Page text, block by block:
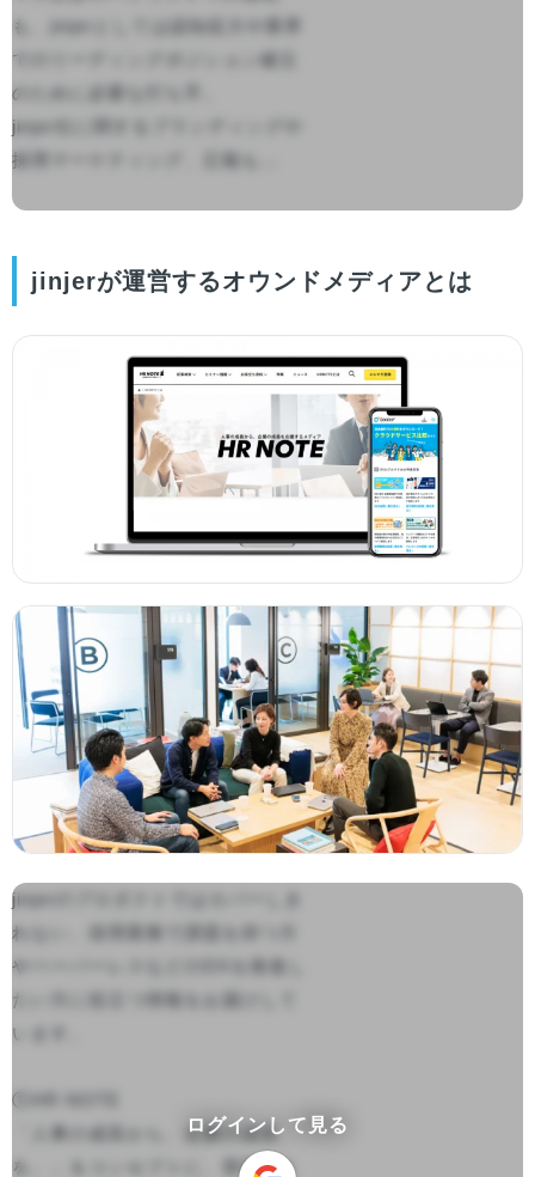
も、jinjerとしては認知拡大や業界
でのリーディングポジション確立
のために必要な打ち手。
jinjer社に関するブランディングや
採用マーケティング、広報も...
jinjerが運営するオウンドメディアとは
jinjerのプロダクトではカバーしき
れない、採用業務で課題を持つ方
やペーパーレスなどのDXを推進し
たい方に役立つ情報をお届けして
います。
①HR NOTE
「人事の成長から、企業の成長
を。」をコンセプトに、普段の人
ログインして見る